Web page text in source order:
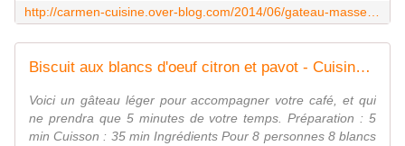
Biscuit aux blancs d'oeuf citron et pavot - Cuisine gourmande de Carmencita
Voici un gâteau léger pour accompagner votre café, et qui
ne prendra que 5 minutes de votre temps. Préparation : 5
min Cuisson : 35 min Ingrédients Pour 8 personnes 8 blancs